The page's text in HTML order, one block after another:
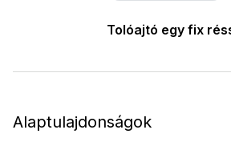
Tolóajtó egy fix
Alaptulajdonságok